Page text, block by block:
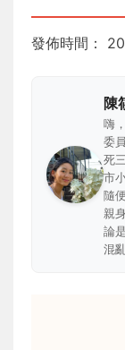
發佈時間：
陳
嗨
委
死
市
隨
親
論
混